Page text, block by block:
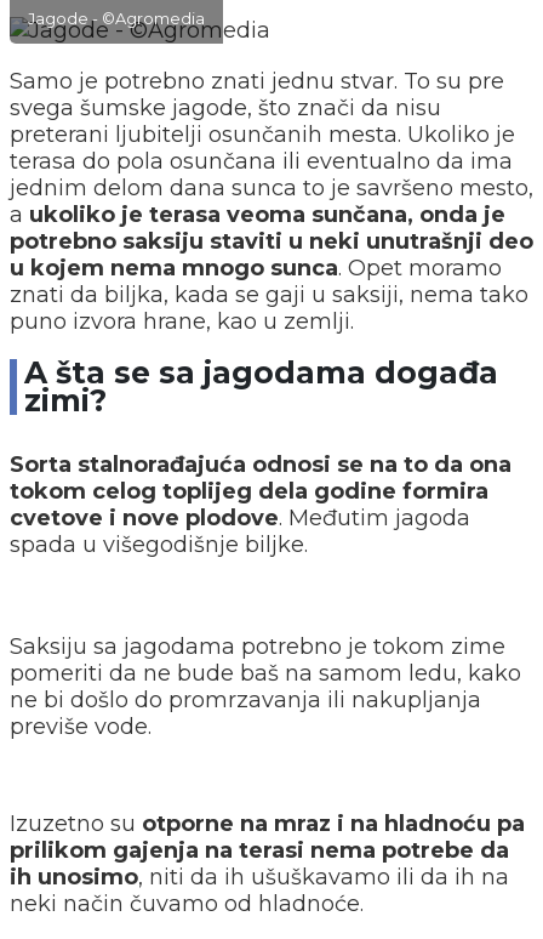
Jagode - ©Agromedia
Samo je potrebno znati jednu stvar. To su pre
svega šumske jagode, što znači da nisu
preterani ljubitelji osunčanih mesta. Ukoliko je
terasa do pola osunčana ili eventualno da ima
jednim delom dana sunca to je savršeno mesto,
a ukoliko je terasa veoma sunčana, onda je
potrebno saksiju staviti u neki unutrašnji deo
u kojem nema mnogo sunca. Opet moramo
znati da biljka, kada se gaji u saksiji, nema tako
puno izvora hrane, kao u zemlji.
A šta se sa jagodama događa
zimi?
Sorta stalnorađajuća odnosi se na to da ona
tokom celog toplijeg dela godine formira
cvetove i nove plodove. Međutim jagoda
spada u višegodišnje biljke.
Saksiju sa jagodama potrebno je tokom zime
pomeriti da ne bude baš na samom ledu, kako
ne bi došlo do promrzavanja ili nakupljanja
previše vode.
Izuzetno su otporne na mraz i na hladnoću pa
prilikom gajenja na terasi nema potrebe da
ih unosimo, niti da ih ušuškavamo ili da ih na
neki način čuvamo od hladnoće.